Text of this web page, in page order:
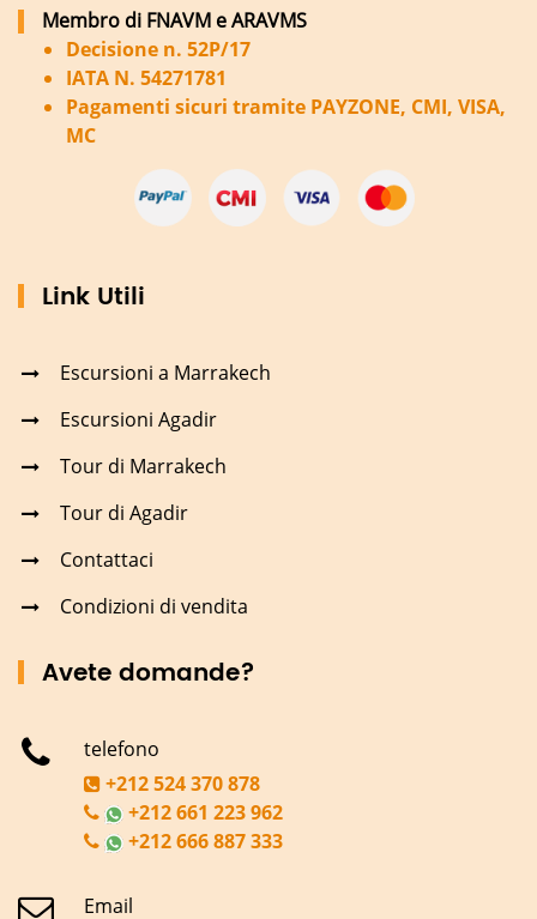
Membro di FNAVM e ARAVMS
Decisione n. 52P/17
IATA N. 54271781
Pagamenti sicuri tramite PAYZONE, CMI, VISA,
MC
Link Utili
Escursioni a Marrakech
Escursioni Agadir
Tour di Marrakech
Tour di Agadir
Contattaci
Condizioni di vendita
Avete domande?
telefono
+212 524 370 878
+212 661 223 962
+212 666 887 333
Email